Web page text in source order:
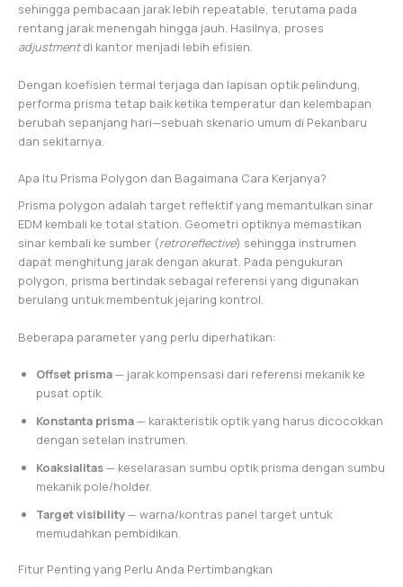
sehingga pembacaan jarak lebih repeatable, terutama pada
rentang jarak menengah hingga jauh. Hasilnya, proses
adjustmentdi kantor menjadi lebih efisien.
Dengan koefisien termal terjaga dan lapisan optik pelindung,
performa prisma tetap baik ketika temperatur dan kelembapan
berubah sepanjang hari—sebuah skenario umum di Pekanbaru
dan sekitarnya.
Apa Itu Prisma Polygon dan Bagaimana Cara Kerjanya?
Prisma polygon adalah target reflektif yang memantulkan sinar
EDM kembali ke total station. Geometri optiknya memastikan
sinar kembali ke sumber (retroreflective) sehingga instrumen
dapat menghitung jarak dengan akurat. Pada pengukuran
polygon, prisma bertindak sebagai referensi yang digunakan
berulang untuk membentuk jejaring kontrol.
Beberapa parameter yang perlu diperhatikan:
Offset prisma— jarak kompensasi dari referensi mekanik ke
pusat optik.
Konstanta prisma— karakteristik optik yang harus dicocokkan
dengan setelan instrumen.
Koaksialitas— keselarasan sumbu optik prisma dengan sumbu
mekanik pole/holder.
Target visibility— warna/kontras panel target untuk
memudahkan pembidikan.
Fitur Penting yang Perlu Anda Pertimbangkan